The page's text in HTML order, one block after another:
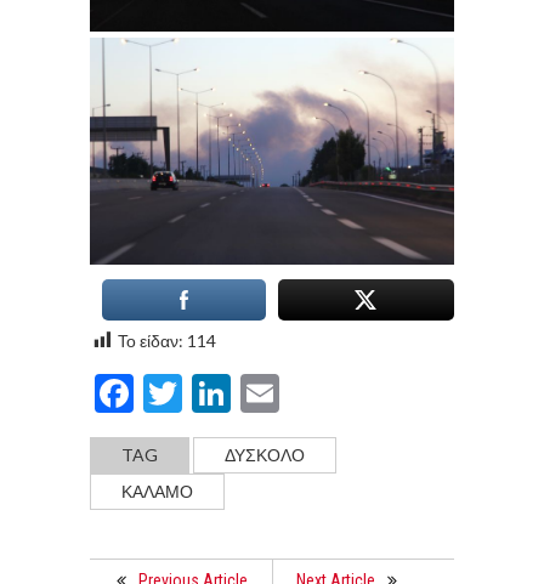
Το είδαν: 114
Facebook
TwitterLinkedIn
TAG
ΔΥΣΚΟΛΟ
ΚΑΛΑΜΟ